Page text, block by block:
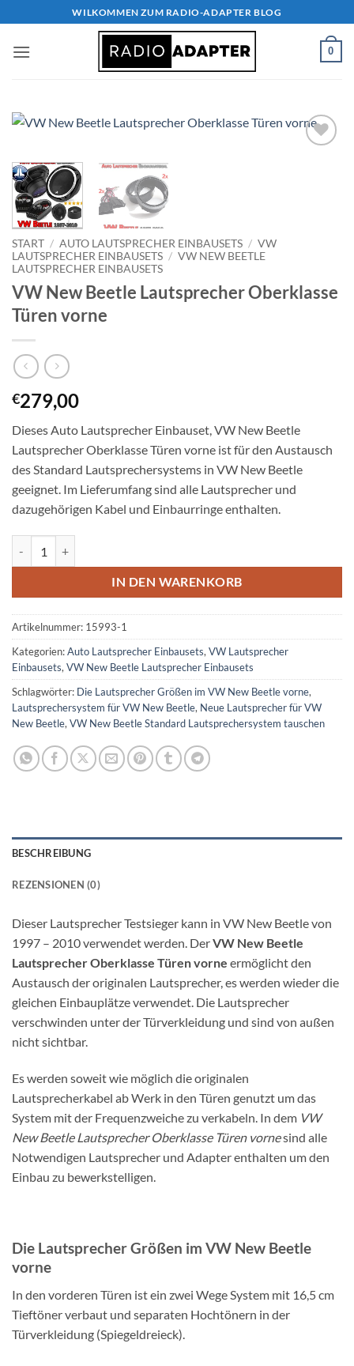
Inhalt
springen
WILKOMMEN ZUM RADIO-ADAPTER BLOG
0
START / AUTO LAUTSPRECHER EINBAUSETS / VW
LAUTSPRECHER EINBAUSETS / VW NEW BEETLE
LAUTSPRECHER EINBAUSETS
VW New Beetle Lautsprecher Oberklasse
Türen vorne
€279,00
Dieses Auto Lautsprecher Einbauset, VW New Beetle
Lautsprecher Oberklasse Türen vorne ist für den Austausch
des Standard Lautsprechersystems in VW New Beetle
geeignet. Im Lieferumfang sind alle Lautsprecher und
dazugehörigen Kabel und Einbaurringe enthalten.
IN DEN WARENKORB
Artikelnummer: 15993-1
Kategorien:Auto Lautsprecher Einbausets, VW Lautsprecher
Einbausets, VW New Beetle Lautsprecher Einbausets
Schlagwörter: Die Lautsprecher Größen im VW New Beetle vorne,
Lautsprechersystem für VW New Beetle, Neue Lautsprecher für VW
New Beetle, VW New Beetle Standard Lautsprechersystem tauschen
BESCHREIBUNG
REZENSIONEN (0)
Dieser Lautsprecher Testsieger kann in VW New Beetle von
1997 – 2010 verwendet werden. DerVW New Beetle
Lautsprecher Oberklasse Türen vorne ermöglicht den
Austausch der originalen Lautsprecher, es werden wieder die
gleichen Einbauplätze verwendet. Die Lautsprecher
verschwinden unter der Türverkleidung und sind von außen
nicht sichtbar.
Es werden soweit wie möglich die originalen
Lautsprecherkabel ab Werk in den Türen genutzt um das
System mit der Frequenzweiche zu verkabeln. In dem VW
New Beetle Lautsprecher Oberklasse Türen vornesind alle
Notwendigen Lautsprecher und Adapter enthalten um den
Einbau zu bewerkstelligen.
Die Lautsprecher Größen im VW New Beetle
vorne
In den vorderen Türen ist ein zwei Wege System mit 16,5 cm
Tieftöner verbaut und separaten Hochtönern in der
Türverkleidung (Spiegeldreieck).